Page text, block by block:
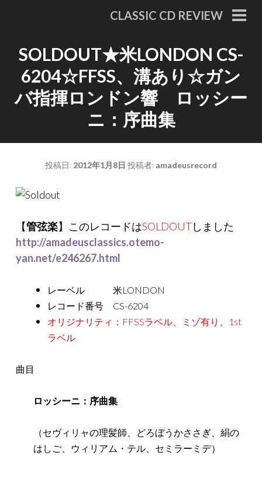
CLASSIC CD REVIEW
メ
ュ
SOLDOUT★米LONDON CS-
6204☆FFSS、溝あり☆ガン
バ指揮ロンドン響 ロッシー
ニ：序曲集
投稿日: 2012年1月8日 投稿者: amadeusrecord
【管弦楽】このレコードはSOLDOUTしました
http://amadeusclassics.otemo-
yan.net/e246267.html
レーベル 米LONDON
レコード番号 CS-6204
オリジナリティ：FFSSラベル、ミゾ有り、1st
ラベル
曲目
ロッシーニ：序曲集
（セヴィリャの理髪師、どろぼうかささぎ、絹の
はしご、ウィリアム・テル、セミラーミデ）